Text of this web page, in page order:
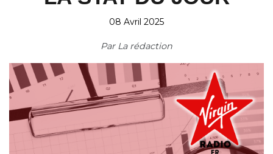
08 Avril 2025
Par La rédaction